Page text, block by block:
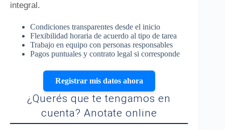
integral.
Condiciones transparentes desde el inicio
Flexibilidad horaria de acuerdo al tipo de tarea
Trabajo en equipo con personas responsables
Pagos puntuales y contrato legal si corresponde
Registrar mis datos ahora
¿Querés que te tengamos en
cuenta? Anotate online